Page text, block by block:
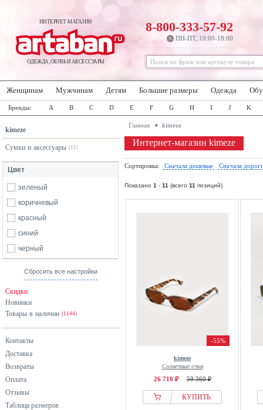
ИНТЕРНЕТ-МАГАЗИН
ОДЕЖДА, ОБУВЬ И АКСЕССУАРЫ
8-800-333-57-92
ПН-ПТ, 10:00-18:00
Женщинам Мужчинам Детям Большие размеры Одежда
Бренды: A B C D E F G H I J K
kimeze
Сумки и аксессуары (11)
Цвет
зеленый
коричневый
красный
синий
черный
Сбросить все настройки
Скидки
Новинки
Товары в наличии (1144)
Контакты
Доставка
Возвраты
Оплата
Отзывы
Таблица размеров
Главная kimeze
Интернет-магазин kimeze
Сортировка: Сначала дешевые Сначала
Показано 1 - 11 (всего 11 позиций)
-55%
kimeze
Солнечные очки
26 710 ₽ 59 360 ₽
КУПИТЬ